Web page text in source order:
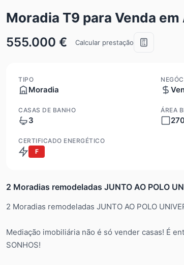
Moradia T9 para Venda
555.000 € Calcular prestação
TIPO
Moradia
CASAS DE BANHO
3
ÁREA
CERTIFICADO ENERGÉTICO
F
2 Moradias remodeladas JUNTO AO POLO
2 Moradias remodeladas JUNTO AO POLO
Mediação imobiliária não é só vender casas! É
SONHOS!